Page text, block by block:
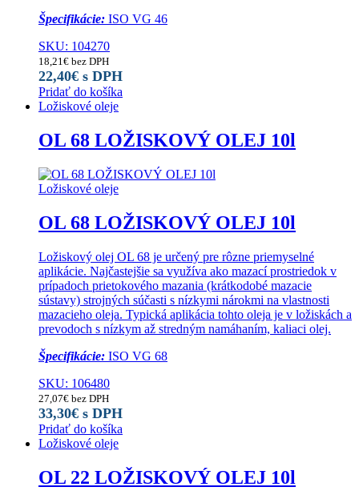
Špecifikácie: ISO VG 46
SKU: 104270
18,21€ bez DPH
22,40€ s DPH
Pridať do košíka
Ložiskové oleje
OL 68 LOŽISKOVÝ OLEJ 10l
Ložiskové oleje
OL 68 LOŽISKOVÝ OLEJ 10l
Ložiskový olej OL 68 je určený pre rôzne priemyselné
aplikácie. Najčastejšie sa využíva ako mazací prostriedok v
prípadoch prietokového mazania (krátkodobé mazacie
sústavy) strojných súčasti s nízkymi nárokmi na vlastnosti
mazacieho oleja. Typická aplikácia tohto oleja je v ložiskách a
prevodoch s nízkym až stredným namáhaním, kaliaci olej.
Špecifikácie: ISO VG 68
SKU: 106480
27,07€ bez DPH
33,30€ s DPH
Pridať do košíka
Ložiskové oleje
OL 22 LOŽISKOVÝ OLEJ 10l